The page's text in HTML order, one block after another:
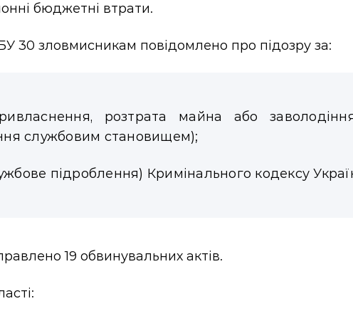
бюджетні втрати.
30 зловмисникам повідомлено про підозру за:
розтрата майна або
службовим становищем);
підроблення) Кримінального кодексу
19 обвинувальних актів.